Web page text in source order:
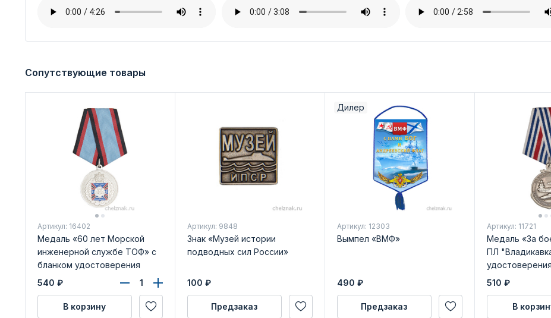
Сопутствующие товары
Артикул: 16402
Медаль «60 лет Морской
инженерной службе ТОФ» с
бланком удостоверения
540 ₽
В корзину
Артикул: 9848
Знак «Музей истории
подводных сил России»
100 ₽
Предзаказ
Дилер
Артикул: 12303
Вымпел «ВМФ»
490 ₽
Предзаказ
Артикул: 11721
Медаль «За
ПЛ
удостоверения
510 ₽
В